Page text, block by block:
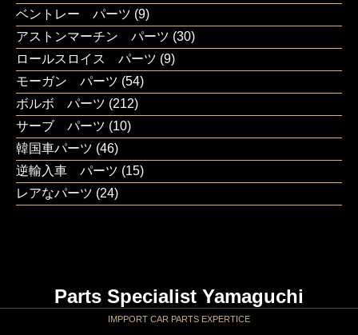
ベントレー パーツ (9)
アストンマーチン パーツ (30)
ロールスロイス パーツ (9)
モーガン パーツ (54)
ボルボ パーツ (212)
サーブ パーツ (10)
韓国車パーツ (46)
逆輸入車 パーツ (15)
レアなパーツ (24)
Parts Specialist Yamaguchi
IMPPORT CAR PARTS EXPERTICE